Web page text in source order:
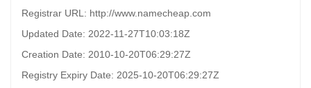
Registrar URL: http://www.namecheap.com
Updated Date: 2022-11-27T10:03:18Z
Creation Date: 2010-10-20T06:29:27Z
Registry Expiry Date: 2025-10-20T06:29:27Z